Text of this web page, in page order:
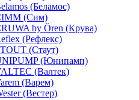
(Беламос)
(Сим)
by Ören (Крува)
(Рефлекс)
(Стаут)
(Юнипамп)
(Валтек)
(Варем)
(Вестер)